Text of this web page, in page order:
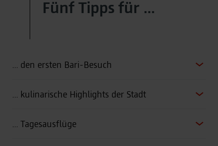
Fünf Tipps für …
… den ersten Bari-Besuch
… kulinarische Highlights der Stadt
… Tagesausflüge